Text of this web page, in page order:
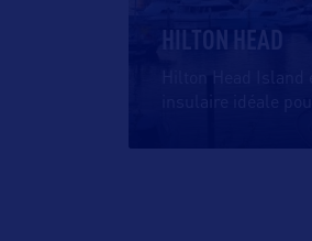
HILTON HEAD
Hilton Head Island